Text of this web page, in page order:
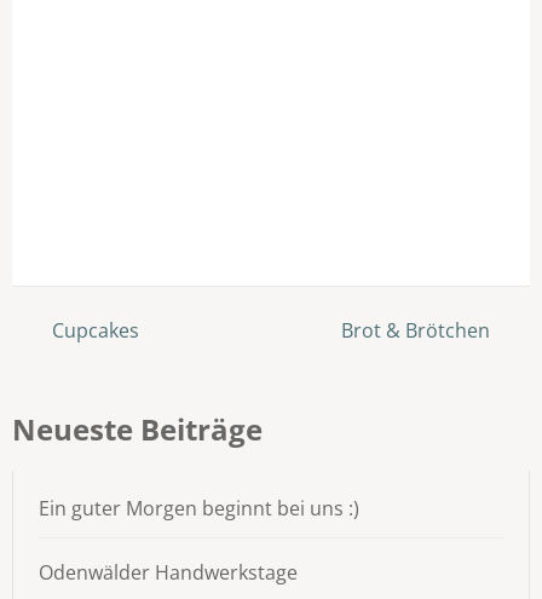
Beitragsnavigation
Cupcakes Brot & Brötchen
Neueste Beiträge
Ein guter Morgen beginnt bei uns :)
Odenwälder Handwerkstage